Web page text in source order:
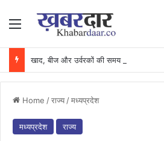
Menu
Home /राज्य /मध्यप्रदेश
मध्यप्रदेश राज्य